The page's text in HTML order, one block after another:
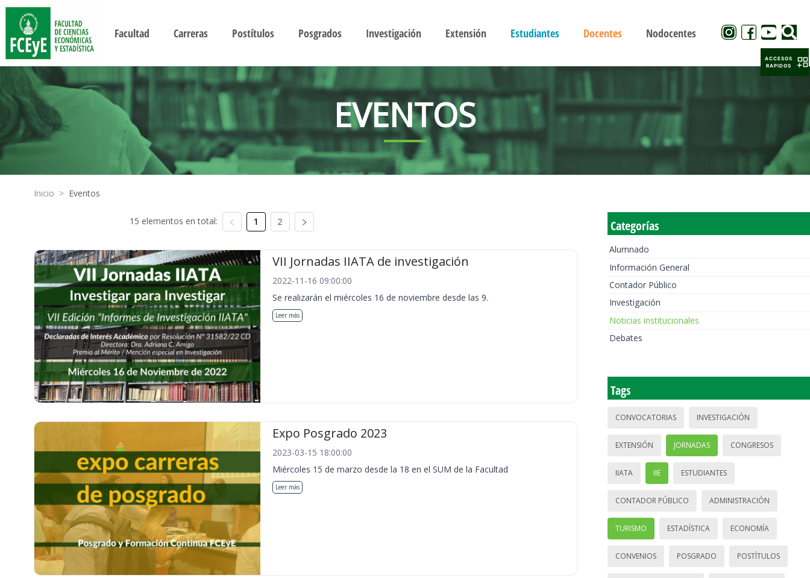
Facultad Carreras Postítulos Posgrados Investigación Extensión Estudiantes Docentes Nodocentes
EVENTOS
Inicio > Eventos
15 elementos en total: 1 2
VII Jornadas IIATA de investigación
2022-11-16 09:00:00
Se realizarán el miércoles 16 de noviembre desde las 9.
Leer más
Expo Posgrado 2023
2023-03-15 18:00:00
Miércoles 15 de marzo desde la 18 en el SUM de la Facultad
Leer más
Categorías
Alumnado
Información General
Contador Público
Investigación
Noticias institucionales
Debates
Tags
CONVOCATORIAS INVESTIGACIÓN
EXTENSIÓN JORNADAS CONGRESOS
IIATA IIE ESTUDIANTES
CONTADOR PÚBLICO ADMINISTRACIÓN
TURISMO ESTADÍSTICA ECONOMÍA
CONVENIOS POSGRADO POSTÍTULOS
ACCESOS
RAPIDOS